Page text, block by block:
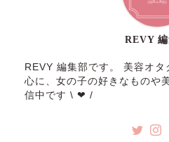
REVY
REVY 編集部です。 美容オ
心に、女の子の好きなものや
信中です \ ❤︎ /